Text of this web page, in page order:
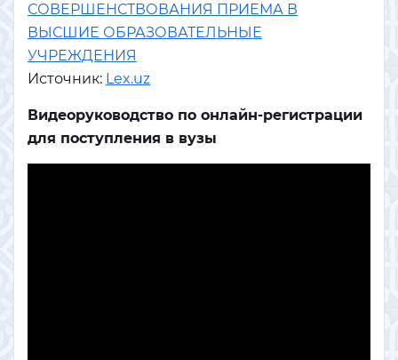
СОВЕРШЕНСТВОВАНИЯ ПРИЕМА В
ВЫСШИЕ ОБРАЗОВАТЕЛЬНЫЕ
УЧРЕЖДЕНИЯ
Источник: Lex.uz
Видеоруководство по онлайн-регистрации
для поступления в вузы